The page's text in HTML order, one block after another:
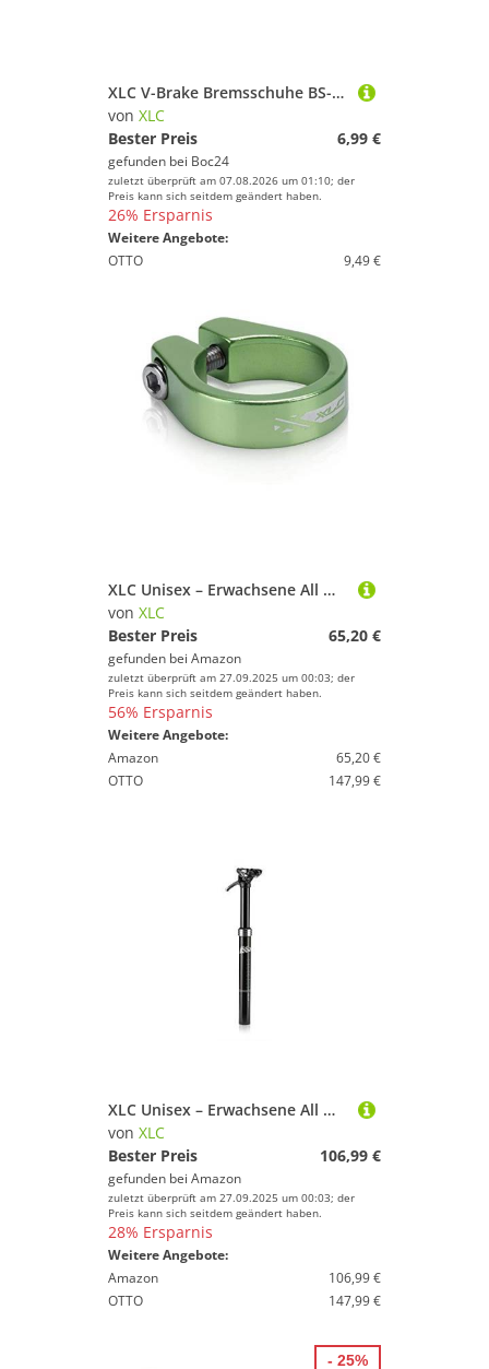
XLC V-Brake Bremsschuhe BS-V09
von XLC
Bester Preis
6,99 €
gefunden bei Boc24
zuletzt überprüft am 07.08.2026 um 01:10; der
Preis kann sich seitdem geändert haben.
26% Ersparnis
Weitere Angebote:
OTTO
9,49 €
XLC Unisex – Erwachsene All MTN Teleskopsattelstütze SP-T05, Schwarz, 402 mm
von XLC
Bester Preis
65,20 €
gefunden bei Amazon
zuletzt überprüft am 27.09.2025 um 00:03; der
Preis kann sich seitdem geändert haben.
56% Ersparnis
Weitere Angebote:
Amazon
65,20 €
OTTO
147,99 €
XLC Unisex – Erwachsene All MTN Teleskopsattelstütze SP-T05, Schwarz, 361 mm
von XLC
Bester Preis
106,99 €
gefunden bei Amazon
zuletzt überprüft am 27.09.2025 um 00:03; der
Preis kann sich seitdem geändert haben.
28% Ersparnis
Weitere Angebote:
Amazon
106,99 €
OTTO
147,99 €
- 25%